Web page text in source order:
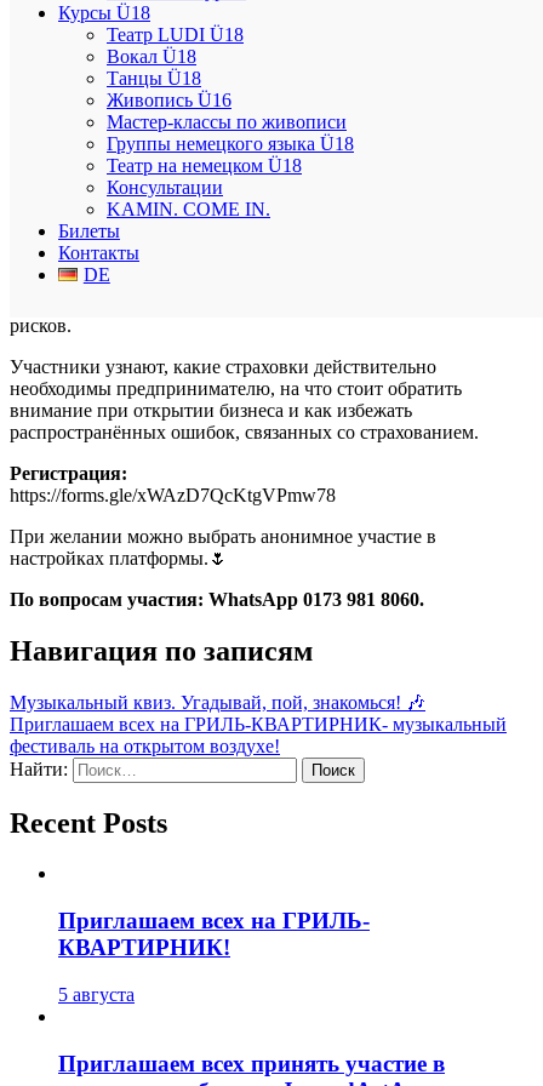
Курсы Ü18
Театр LUDI Ü18
Вокал Ü18
Танцы Ü18
Живопись Ü16
Мастер-классы по живописи
Группы немецкого языка Ü18
Театр на немецком Ü18
Консультации
KAMIN. COME IN.
Билеты
Контакты
DE
предпринимательству в Германии и налоговым специалистом.
17 июня
19:00
Продолжительность:60 минут
Формат:онлайн
Участие: бесплатно
На семинаре будут рассмотрены следующие вопросы:
* регистрация ИП в Германии;
* налоги и отчётность;
* самозанятость и Jobcenter;
* типичные ошибки начинающих предпринимателей;
рисков.
Участники узнают, какие страховки действительно
необходимы предпринимателю, на что стоит обратить
внимание при открытии бизнеса и как избежать
распространённых ошибок, связанных со страхованием.
Регистрация:
https://forms.gle/xWAzD7QcKtgVPmw78
При желании можно выбрать анонимное участие в
настройках платформы.🌷
По вопросам участия: WhatsApp 0173 981 8060.
Навигация по записям
Музыкальный квиз. Угадывай, пой, знакомься! 🎶
Приглашаем всех на ГРИЛЬ-КВАРТИРНИК- музыкальный
фестиваль на открытом воздухе!
Найти:
Recent Posts
Приглашаем всех на ГРИЛЬ-
КВАРТИРНИК!
5 августа
Приглашаем всех принять участие в